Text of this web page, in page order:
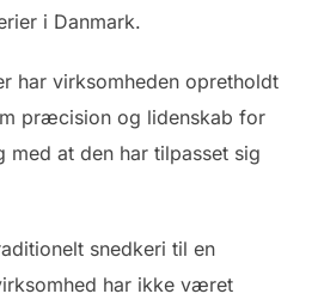
i Danmark.
har virksomheden opretholdt
præcision og lidenskab for
at den har tilpasset sig
snedkeri til en
har ikke været